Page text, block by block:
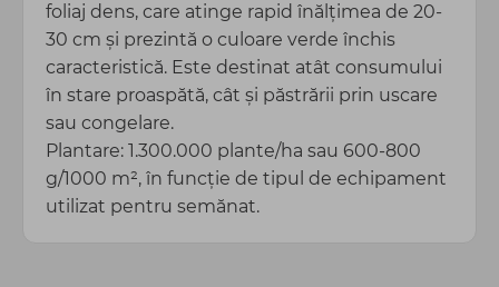
foliaj dens, care atinge rapid înălțimea de 20-
30 cm și prezintă o culoare verde închis
caracteristică. Este destinat atât consumului
în stare proaspătă, cât și păstrării prin uscare
sau congelare.
Plantare: 1.300.000 plante/ha sau 600-800
g/1000 m², în funcție de tipul de echipament
utilizat pentru semănat.